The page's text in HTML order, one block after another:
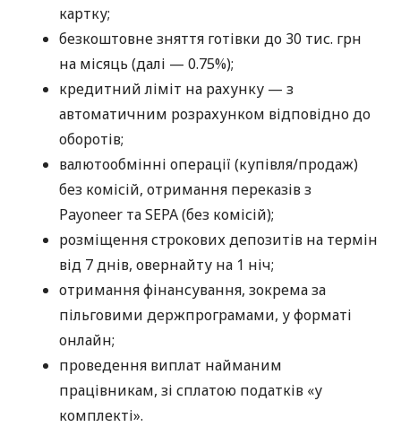
картку;
безкоштовне зняття готівки до 30 тис. грн
на місяць (далі — 0.75%);
кредитний ліміт на рахунку — з
автоматичним розрахунком відповідно до
оборотів;
валютообмінні операції (купівля/продаж)
без комісій, отримання переказів з
Payoneer та SEPA (без комісій);
розміщення строкових депозитів на термін
від 7 днів, овернайту на 1 ніч;
отримання фінансування, зокрема за
пільговими держпрограмами, у форматі
онлайн;
проведення виплат найманим
працівникам, зі сплатою податків «у
комплекті».